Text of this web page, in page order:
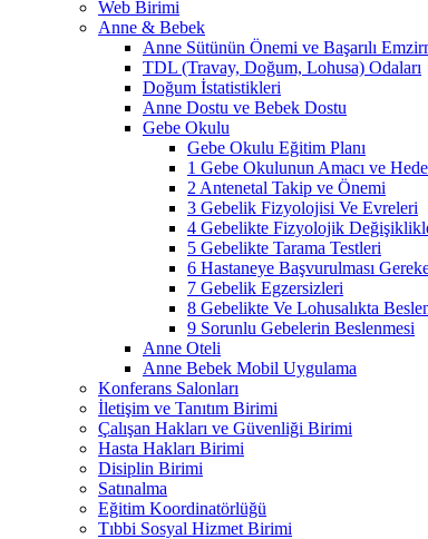
Web Birimi
Anne & Bebek
Anne Sütünün Önemi ve Başarılı
TDL (Travay, Doğum, Lohusa) Odaları
Doğum İstatistikleri
Anne Dostu ve Bebek Dostu
Gebe Okulu
Gebe Okulu Eğitim Planı
1 Gebe Okulunun Amacı ve
2 Antenetal Takip ve Önemi
3 Gebelik Fizyolojisi Ve Evreleri
4 Gebelikte Fizyolojik
5 Gebelikte Tarama Testleri
6 Hastaneye Başvurulması
7 Gebelik Egzersizleri
8 Gebelikte Ve Lohusalıkta
9 Sorunlu Gebelerin Beslenmesi
Anne Oteli
Anne Bebek Mobil Uygulama
Konferans Salonları
İletişim ve Tanıtım Birimi
Çalışan Hakları ve Güvenliği Birimi
Hasta Hakları Birimi
Disiplin Birimi
Satınalma
Eğitim Koordinatörlüğü
Tıbbi Sosyal Hizmet Birimi